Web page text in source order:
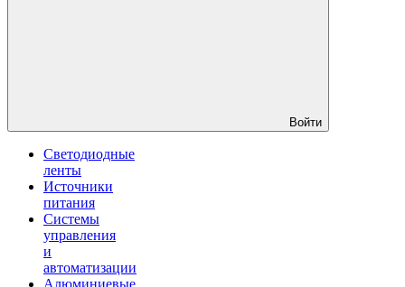
Войти
Светодиодные
ленты
Источники
питания
Системы
управления
и
автоматизации
Алюминиевые